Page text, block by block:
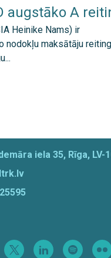
augstāko A
Heinike Nams) ir
nodokļu maksātāju
iela 35, Rīga, LV-